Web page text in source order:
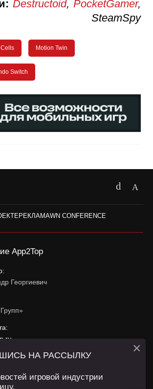
Destructoid, PocketGamer,
SteamSpy
Motion Twin
Switch
РЕКЛАМАWN CONFERENCE
App2Top
Георгиевич
материалов активная ссылка на
НА РАССЫЛКУ
игровой индустрии
×